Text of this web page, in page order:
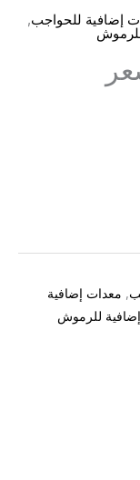
إضافية للحواجب,
, معدات إضافية
للرموش